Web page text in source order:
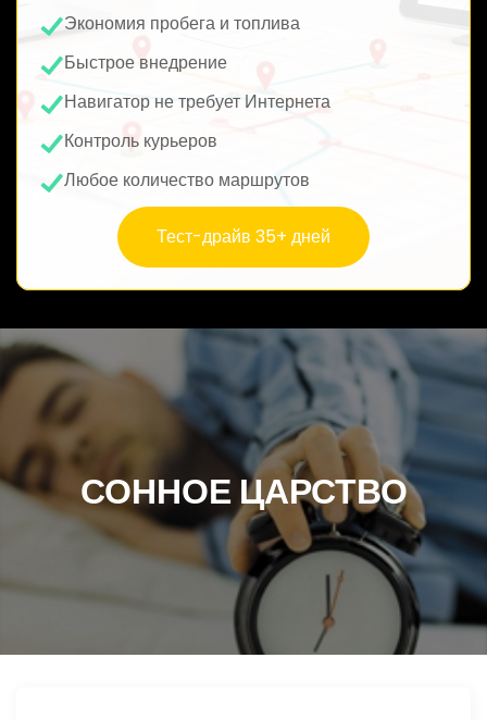
Экономия пробега и топлива
Быстрое внедрение
Навигатор не требует Интернета
Контроль курьеров
Любое количество маршрутов
Тест-драйв 35+ дней
СОННОЕ ЦАРСТВО